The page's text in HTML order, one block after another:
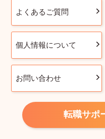
よくあるご質問
個人情報について
お問い合わせ
転職サポ